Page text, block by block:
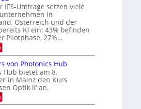
r
b
e
i
t
u
n
g
s
-
T
r
k
e
s
W
a
c
h
s
t
u
m
i
m
e
W
E
-
H
e
r
a
e
u
s
-
S
e
m
i
IFS-Umfrage setzen viele
in
Österreich und der
KI ein: 43% befinden
Pilotphase, 27%…
:
K
-
E
i
n
s
a
von Photonics Hub
Hub bietet am 8.
in Mainz den Kurs
Optik II‘ an.
:
O